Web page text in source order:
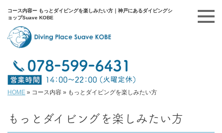
コース内容ー もっとダイビングを楽しみたい方｜神戸にあるダイビングシ
ョップSuave KOBE
HOME » コース内容 » もっとダイビングを楽しみたい方
もっとダイビングを楽しみたい方